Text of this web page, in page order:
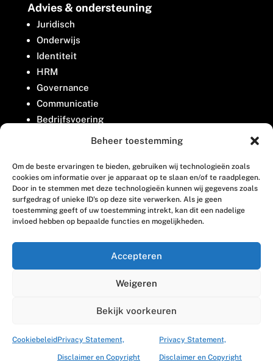
Beheer toestemming
Om de beste ervaringen te bieden, gebruiken wij technologieën zoals
cookies om informatie over je apparaat op te slaan en/of te raadplegen.
Door in te stemmen met deze technologieën kunnen wij gegevens zoals
surfgedrag of unieke ID's op deze site verwerken. Als je geen
toestemming geeft of uw toestemming intrekt, kan dit een nadelige
invloed hebben op bepaalde functies en mogelijkheden.
Accepteren
Weigeren
Bekijk voorkeuren
CookiebeleidPrivacy Statement,
Disclaimer en Copyright
Privacy Statement,
Disclaimer en Copyright
Advies & ondersteuning
Juridisch
Onderwijs
Identiteit
HRM
Governance
Communicatie
Bedrijfsvoering
Belangenbehartiging
Contact
Houttuinlaan 8
3447 GM Woerden